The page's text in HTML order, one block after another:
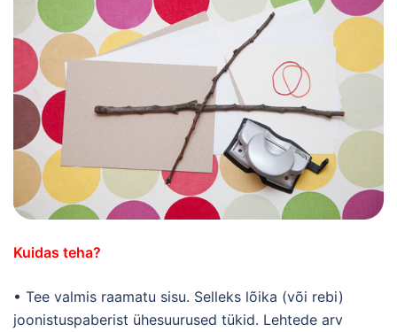
Kuidas teha?
• Tee valmis raamatu sisu. Selleks lõika (või rebi)
joonistuspaberist ühesuurused tükid. Lehtede arv